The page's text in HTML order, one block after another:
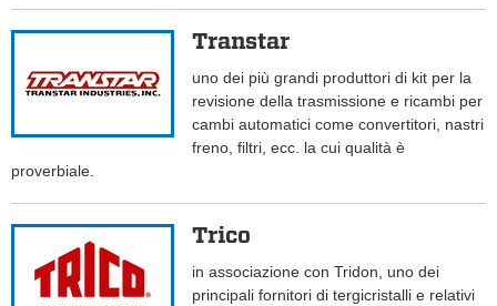
Transtar
uno dei più grandi produttori di kit per la
revisione della trasmissione e ricambi per
cambi automatici come convertitori, nastri
freno, filtri, ecc. la cui qualità è
proverbiale.
Trico
in associazione con Tridon, uno dei
principali fornitori di tergicristalli e relativi